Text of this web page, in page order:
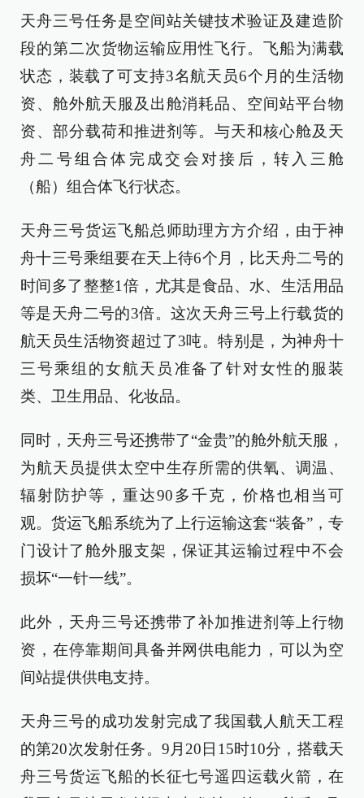
天舟三号任务是空间站关键技术验证及建造阶
段的第二次货物运输应用性飞行。飞船为满载
状态，装载了可支持3名航天员6个月的生活物
资、舱外航天服及出舱消耗品、空间站平台物
资、部分载荷和推进剂等。与天和核心舱及天
舟二号组合体完成交会对接后，转入三舱
（船）组合体飞行状态。
天舟三号货运飞船总师助理方方介绍，由于神
舟十三号乘组要在天上待6个月，比天舟二号的
时间多了整整1倍，尤其是食品、水、生活用品
等是天舟二号的3倍。这次天舟三号上行载货的
航天员生活物资超过了3吨。特别是，为神舟十
三号乘组的女航天员准备了针对女性的服装
类、卫生用品、化妆品。
同时，天舟三号还携带了“金贵”的舱外航天服，
为航天员提供太空中生存所需的供氧、调温、
辐射防护等，重达90多千克，价格也相当可
观。货运飞船系统为了上行运输这套“装备”，专
门设计了舱外服支架，保证其运输过程中不会
损坏“一针一线”。
此外，天舟三号还携带了补加推进剂等上行物
资，在停靠期间具备并网供电能力，可以为空
间站提供供电支持。
天舟三号的成功发射完成了我国载人航天工程
的第20次发射任务。9月20日15时10分，搭载天
舟三号货运飞船的长征七号遥四运载火箭，在